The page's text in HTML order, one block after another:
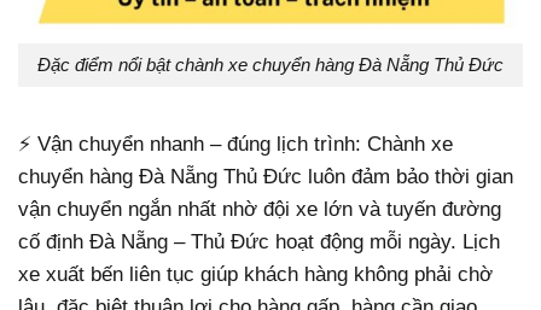
Đặc điểm nổi bật chành xe chuyển hàng Đà Nẵng Thủ Đức
⚡ Vận chuyển nhanh – đúng lịch trình: Chành xe
chuyển hàng Đà Nẵng Thủ Đức luôn đảm bảo thời gian
vận chuyển ngắn nhất nhờ đội xe lớn và tuyến đường
cố định Đà Nẵng – Thủ Đức hoạt động mỗi ngày. Lịch
xe xuất bến liên tục giúp khách hàng không phải chờ